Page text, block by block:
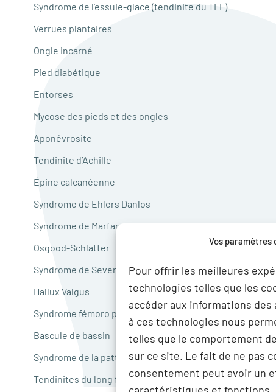
Vos
Pour offrir les meilleures
technologies telles que les
accéder aux informations
à ces technologies nous
telles que le comportement
sur ce site. Le fait de ne pas
consentement peut avoir un
Syndrome de l’essuie-glace (tendinite du TFL)
Verrues plantaires
Ongle incarné
Pied diabétique
Entorses
Mycose des pieds et des ongles
Aponévrosite
Tendinite d’Achille
Épine calcanéenne
Syndrome de Ehlers Danlos
Syndrome de Marfan
Osgood-Schlatter
Syndrome de Sever
Hallux Valgus
Syndrome fémoro patellaire
Bascule de bassin
Syndrome de la patte d’oie
Tendinites du long fibulaire ou du tibial postérieur